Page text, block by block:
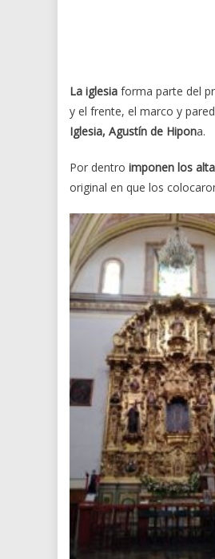
La iglesia forma parte del
y el frente, el marco y
Iglesia, Agustín de Hipona.
Por dentro imponen los
original en que los